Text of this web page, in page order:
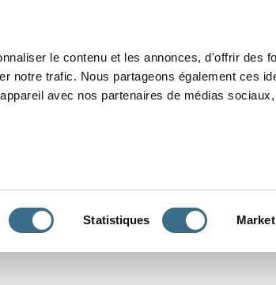
le contenu et les annonces, d'offrir des
notre trafic. Nous partageons également ces
avec nos partenaires de médias
Statistiques